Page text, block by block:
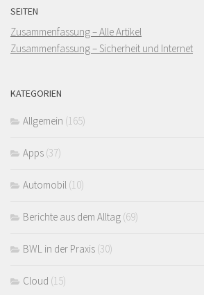
SEITEN
Zusammenfassung – Alle Artikel
Zusammenfassung – Sicherheit und Internet
KATEGORIEN
Allgemein (165)
Apps (37)
Automobil (10)
Berichte aus dem Alltag (69)
BWL in der Praxis (30)
Cloud (15)